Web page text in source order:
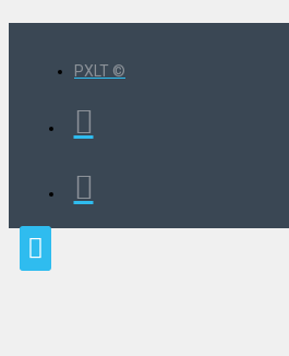
PXLT ©